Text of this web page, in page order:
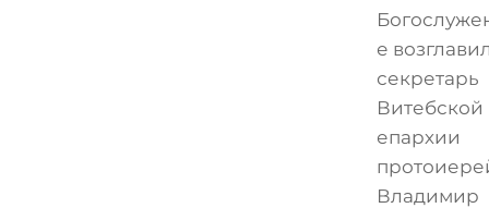
е
секретарь
Витебской
епархии
Владимир